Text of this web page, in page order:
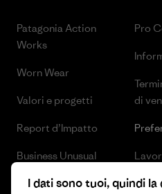
Patagonia Action
Works
Worn Wear
Valori e progetti
Report d’Impatto
Business Unusual
Obiettivi climatici
Pro
di
I dati sono tuoi, quindi